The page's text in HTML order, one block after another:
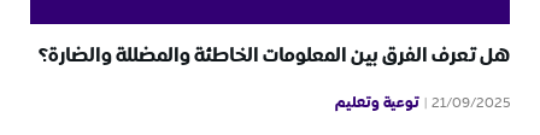
هل تعرف الفرق بين المعلومات الخاطئة والمضللة والضارة؟
21/09/2025 توعية وتعليم